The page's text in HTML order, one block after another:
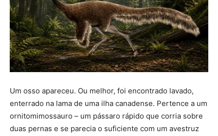
Um osso apareceu. Ou melhor, foi encontrado lavado,
enterrado na lama de uma ilha canadense. Pertence a um
ornitomimossauro – um pássaro rápido que corria sobre
duas pernas e se parecia o suficiente com um avestruz